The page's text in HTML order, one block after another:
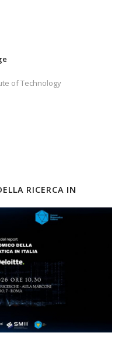
of Technology
RICERCA IN